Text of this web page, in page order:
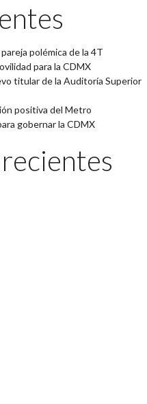
polémica de la 4T
para la CDMX
titular de la Auditoría Superior
positiva del Metro
gobernar la CDMX